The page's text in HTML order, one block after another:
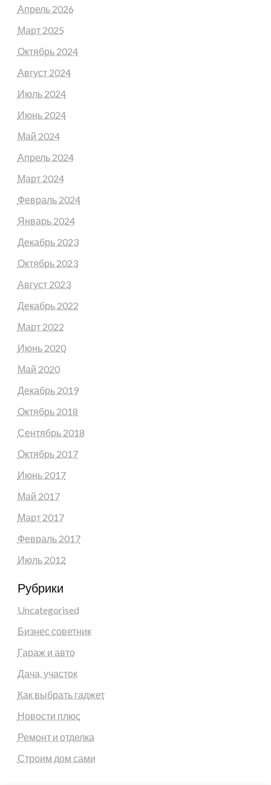
Апрель 2026
Март 2025
Октябрь 2024
Август 2024
Июль 2024
Июнь 2024
Май 2024
Апрель 2024
Март 2024
Февраль 2024
Январь 2024
Декабрь 2023
Октябрь 2023
Август 2023
Декабрь 2022
Март 2022
Июнь 2020
Май 2020
Декабрь 2019
Октябрь 2018
Сентябрь 2018
Октябрь 2017
Июнь 2017
Май 2017
Март 2017
Февраль 2017
Июль 2012
Рубрики
Uncategorised
Бизнес советник
Гараж и авто
Дача, участок
Как выбрать гаджет
Новости плюс
Ремонт и отделка
Строим дом сами